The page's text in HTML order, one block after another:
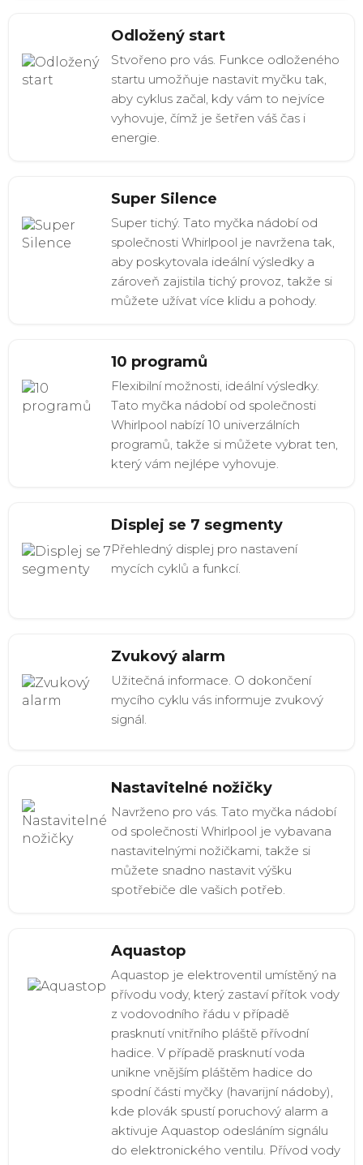
Odložený start
Stvořeno pro vás. Funkce odloženého
startu umožňuje nastavit myčku tak,
aby cyklus začal, kdy vám to nejvíce
vyhovuje, čímž je šetřen váš čas i
energie.
Super Silence
Super tichý. Tato myčka nádobí od
společnosti Whirlpool je navržena tak,
aby poskytovala ideální výsledky a
zároveň zajistila tichý provoz, takže si
můžete užívat více klidu a pohody.
10 programů
Flexibilní možnosti, ideální výsledky.
Tato myčka nádobí od společnosti
Whirlpool nabízí 10 univerzálních
programů, takže si můžete vybrat ten,
který vám nejlépe vyhovuje.
Displej se 7 segmenty
Přehledný displej pro nastavení
mycích cyklů a funkcí.
Zvukový alarm
Užitečná informace. O dokončení
mycího cyklu vás informuje zvukový
signál.
Nastavitelné nožičky
Navrženo pro vás. Tato myčka nádobí
od společnosti Whirlpool je vybavana
nastavitelnými nožičkami, takže si
můžete snadno nastavit výšku
spotřebiče dle vašich potřeb.
Aquastop
Aquastop je elektroventil umístěný na
přívodu vody, který zastaví přítok vody
z vodovodního řádu v případě
prasknutí vnitřního pláště přívodní
hadice. V případě prasknutí voda
unikne vnějším pláštěm hadice do
spodní části myčky (havarijní nádoby),
kde plovák spustí poruchový alarm a
aktivuje Aquastop odesláním signálu
do elektronického ventilu. Přívod vody